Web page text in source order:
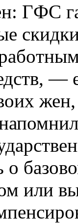
ГФС
—
о
или